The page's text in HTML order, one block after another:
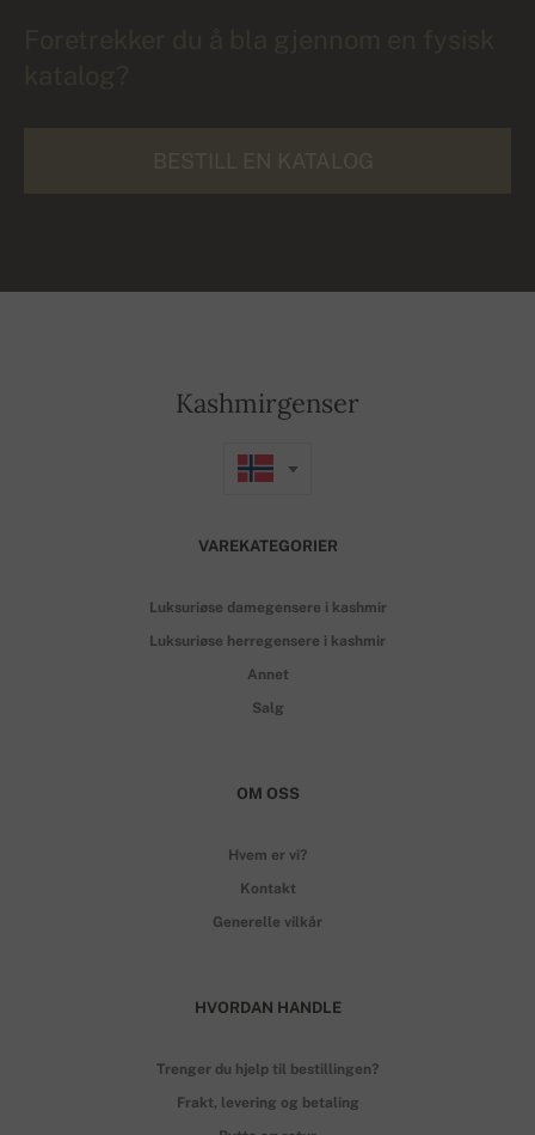
Kashmirgenser
VAREKATEGORIER
Luksuriøse damegensere i kashmir
Luksuriøse herregensere i kashmir
Annet
Salg
OM OSS
Hvem er vi?
Kontakt
Generelle vilkår
HVORDAN HANDLE
Trenger du hjelp til bestillingen?
Frakt, levering og betaling